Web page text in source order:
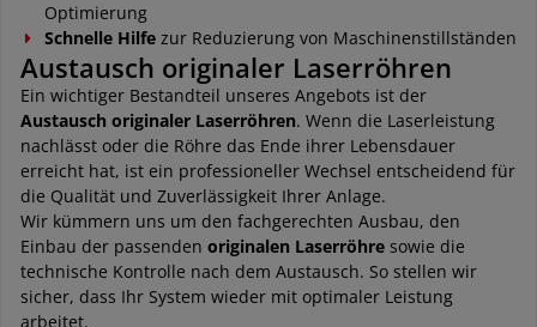
Optimierung
Schnelle Hilfe zur Reduzierung von Maschinenstillständen
Austausch originaler Laserröhren
Ein wichtiger Bestandteil unseres Angebots ist der
Austausch originaler Laserröhren. Wenn die Laserleistung
nachlässt oder die Röhre das Ende ihrer Lebensdauer
erreicht hat, ist ein professioneller Wechsel entscheidend für
die Qualität und Zuverlässigkeit Ihrer Anlage.
Wir kümmern uns um den fachgerechten Ausbau, den
Einbau der passenden originalen Laserröhre sowie die
technische Kontrolle nach dem Austausch. So stellen wir
sicher, dass Ihr System wieder mit optimaler Leistung
arbeitet.